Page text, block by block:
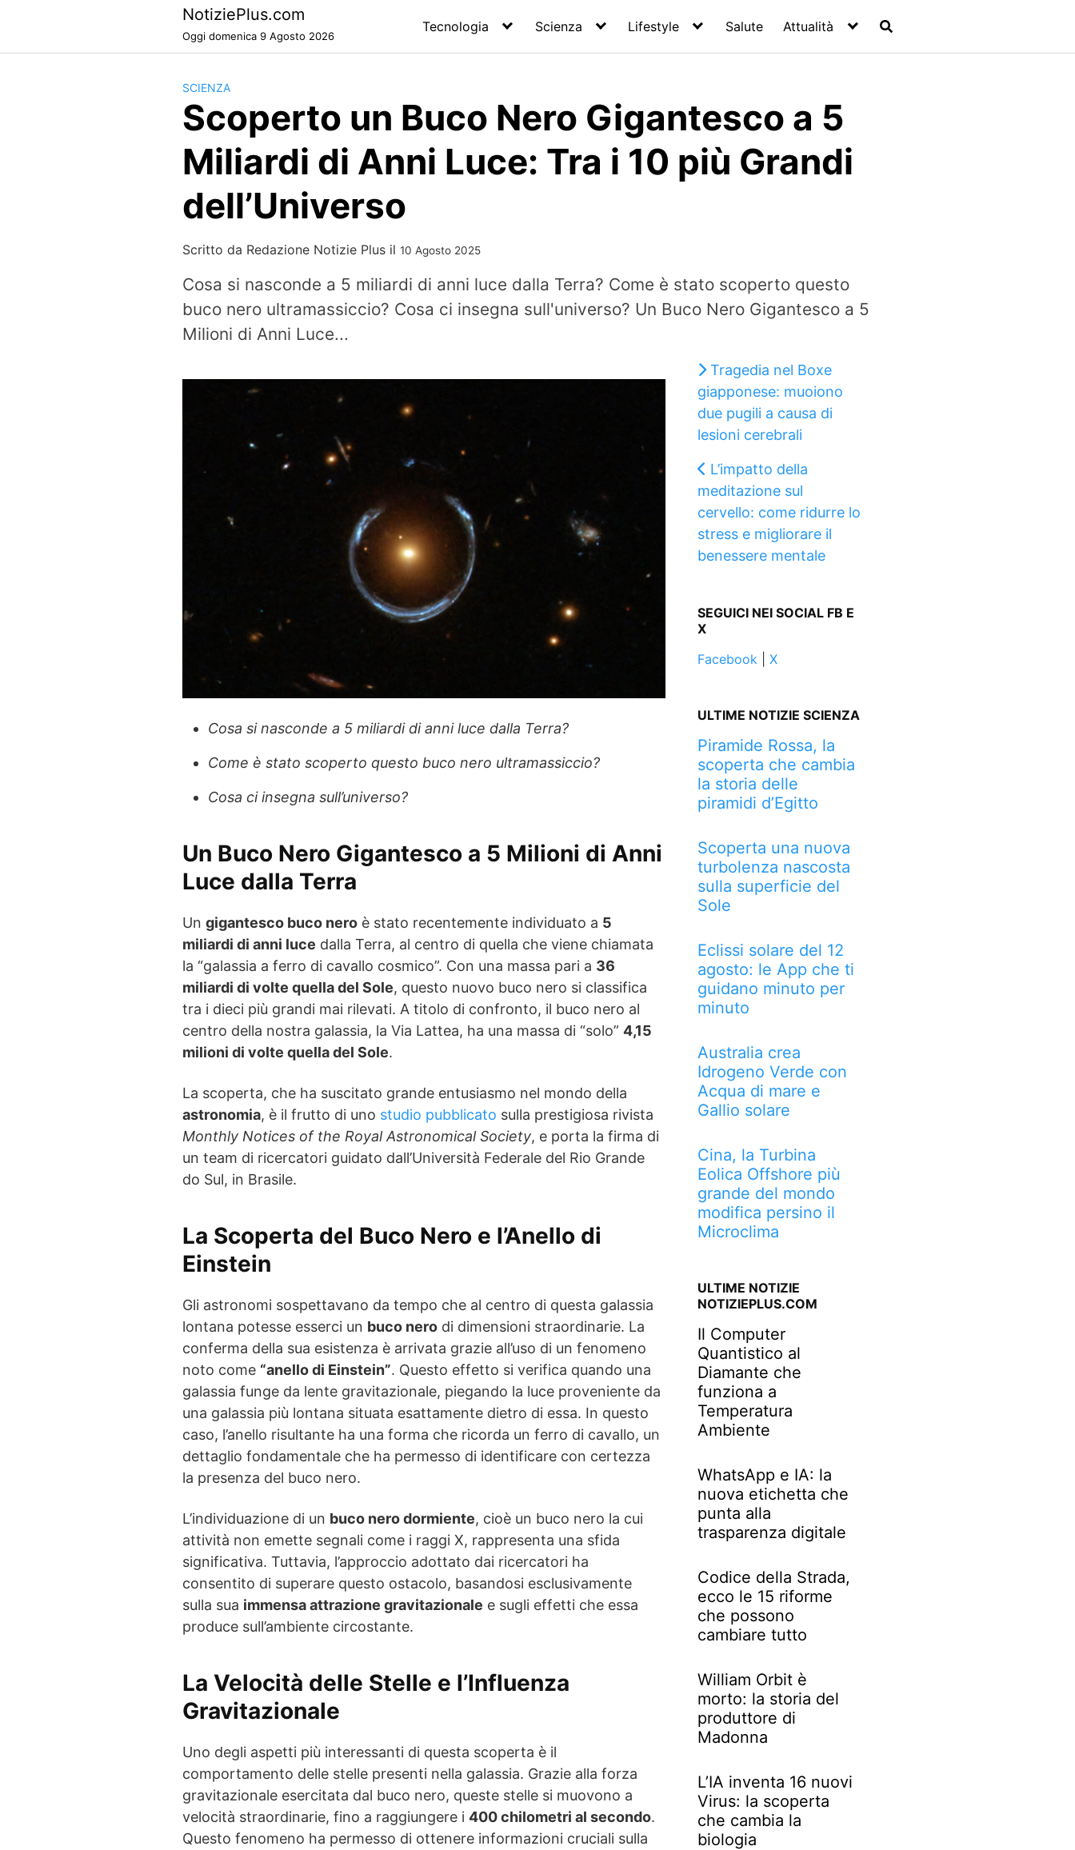
NotiziePlus.com
Oggi domenica 9 Agosto 2026
Tecnologia Scienza Lifestyle Salute Attualità
SCIENZA
Scoperto un Buco Nero Gigantesco a 5
Miliardi di Anni Luce: Tra i 10 più Grandi
dell’Universo
Scritto da Redazione Notizie Plus il 10 Agosto 2025
Cosa si nasconde a 5 miliardi di anni luce dalla Terra? Come è stato scoperto questo
buco nero ultramassiccio? Cosa ci insegna sull'universo? Un Buco Nero Gigantesco a 5
Milioni di Anni Luce...
Cosa si nasconde a 5 miliardi di anni luce dalla Terra?
Come è stato scoperto questo buco nero ultramassiccio?
Cosa ci insegna sull’universo?
Un Buco Nero Gigantesco a 5 Milioni di Anni
Luce dalla Terra
Un gigantesco buco nero è stato recentemente individuato a 5
miliardi di anni luce dalla Terra, al centro di quella che viene chiamata
la “galassia a ferro di cavallo cosmico”. Con una massa pari a 36
miliardi di volte quella del Sole, questo nuovo buco nero si classifica
tra i dieci più grandi mai rilevati. A titolo di confronto, il buco nero al
centro della nostra galassia, la Via Lattea, ha una massa di “solo” 4,15
milioni di volte quella del Sole.
La scoperta, che ha suscitato grande entusiasmo nel mondo della
astronomia, è il frutto di uno studio pubblicato sulla prestigiosa rivista
Monthly Notices of the Royal Astronomical Society, e porta la firma di
un team di ricercatori guidato dall’Università Federale del Rio Grande
do Sul, in Brasile.
La Scoperta del Buco Nero e l’Anello di
Einstein
Gli astronomi sospettavano da tempo che al centro di questa galassia
lontana potesse esserci un buco nero di dimensioni straordinarie. La
conferma della sua esistenza è arrivata grazie all’uso di un fenomeno
noto come “anello di Einstein”. Questo effetto si verifica quando una
galassia funge da lente gravitazionale, piegando la luce proveniente da
una galassia più lontana situata esattamente dietro di essa. In questo
caso, l’anello risultante ha una forma che ricorda un ferro di cavallo, un
dettaglio fondamentale che ha permesso di identificare con certezza
la presenza del buco nero.
L’individuazione di un buco nero dormiente, cioè un buco nero la cui
attività non emette segnali come i raggi X, rappresenta una sfida
significativa. Tuttavia, l’approccio adottato dai ricercatori ha
consentito di superare questo ostacolo, basandosi esclusivamente
sulla sua immensa attrazione gravitazionale e sugli effetti che essa
produce sull’ambiente circostante.
La Velocità delle Stelle e l’Influenza
Gravitazionale
Uno degli aspetti più interessanti di questa scoperta è il
comportamento delle stelle presenti nella galassia. Grazie alla forza
gravitazionale esercitata dal buco nero, queste stelle si muovono a
velocità straordinarie, fino a raggiungere i 400 chilometri al secondo.
Questo fenomeno ha permesso di ottenere informazioni cruciali sulla
Tragedia nel Boxe
giapponese: muoiono
due pugili a causa di
lesioni cerebrali
L’impatto della
meditazione sul
cervello: come ridurre lo
stress e migliorare il
benessere mentale
SEGUICI NEI SOCIAL FB E
X
Facebook| X
ULTIME NOTIZIE SCIENZA
Piramide Rossa, la
scoperta che cambia
la storia delle
piramidi d’Egitto
Scoperta una nuova
turbolenza nascosta
sulla superficie del
Sole
Eclissi solare del 12
agosto: le App che ti
guidano minuto per
minuto
Australia crea
Idrogeno Verde con
Acqua di mare e
Gallio solare
Cina, la Turbina
Eolica Offshore più
grande del mondo
modifica persino il
Microclima
ULTIME NOTIZIE
NOTIZIEPLUS.COM
Il Computer
Quantistico al
Diamante che
funziona a
Temperatura
Ambiente
WhatsApp e IA: la
nuova etichetta che
punta alla
trasparenza digitale
Codice della Strada,
ecco le 15 riforme
che possono
cambiare tutto
William Orbit è
morto: la storia del
produttore di
Madonna
L’IA inventa 16 nuovi
Virus: la scoperta
che cambia la
biologia